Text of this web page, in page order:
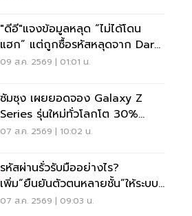
"ดีอี"แจงข้อมูลหลุด “ไม่ได้โดน
แฮก” แต่ถูกซื้อรหัสหลุดจาก Dark
Web มาสวมสิทธิ์
09 ส.ค. 2569 | 01:01 น.
ซัมซุง เผยยอดจอง Galaxy Z
Series รุ่นใหม่ทั่วโลกโต 30%
เกาหลีใต้แตะ 1.44 ล้านเครื่อง
07 ส.ค. 2569 | 10:02 น.
รหัสผ่านรั่วรับมืออย่างไร?
เพิ่ม“ยืนยันตัวตนหลายชั้น”ให้ระบบ
เดิม ไม่ต้องรื้อใหม่
07 ส.ค. 2569 | 09:03 น.